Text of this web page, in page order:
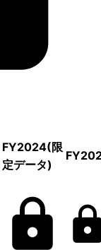
FY2024(限
定データ)